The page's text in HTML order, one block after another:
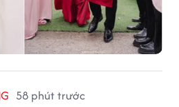
58 phút trước